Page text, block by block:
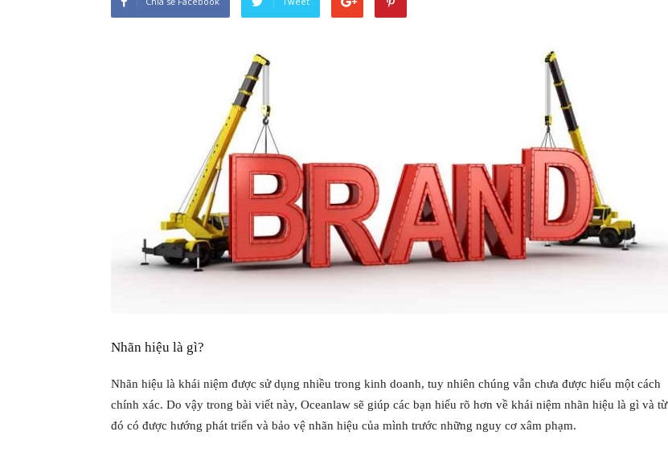
Nhãn hiệu là gì?
Nhãn hiệu là khái niệm được sử dụng nhiều trong kinh doanh, tuy nhiên chúng vẫn chưa được hiểu một cách
chính xác. Do vậy trong bài viết này, Oceanlaw sẽ giúp các bạn hiểu rõ hơn về khái niệm nhãn hiệu là gì và từ
đó có được hướng phát triển và bảo vệ nhãn hiệu của mình trước những nguy cơ xâm phạm.